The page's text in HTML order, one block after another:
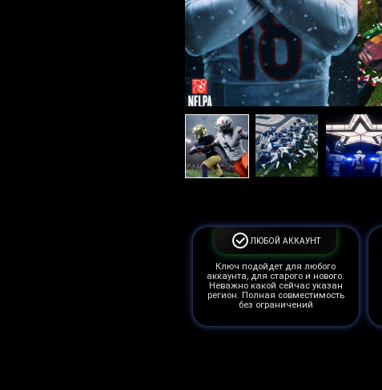
ЛЮБОЙ АККАУНТ
Ключ подойдет для любого
аккаунта, для старого и нового.
Неважно какой сейчас указан
регион. Полная совместимость
без ограничений